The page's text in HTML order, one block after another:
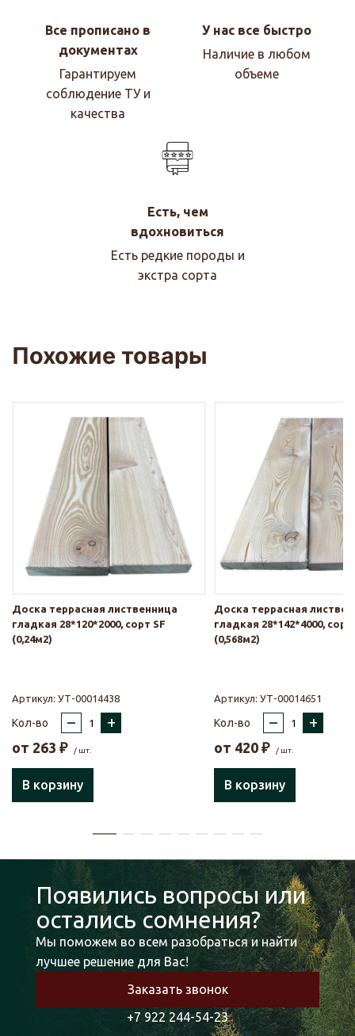
Все прописано в
документах
Гарантируем
соблюдение ТУ и
качества
У нас все быстро
Наличие в любом
объеме
Есть, чем
вдохновиться
Есть редкие породы и
экстра сорта
Похожие товары
Доска террасная лиственница
гладкая 28*120*2000, сорт SF
(0,24м2)
Артикул: УТ-00014438
Кол-во – +
от 263 ₽ / шт.
В корзину
Доска террасная
гладкая 28*142*4000,
(0,568м2)
Артикул: УТ-00014651
Кол-во – +
от 420 ₽ / шт.
В корзину
Появились вопросы или
остались сомнения?
Мы поможем во всем разобраться и найти
лучшее решение для Вас!
Заказать звонок
+7 922 244-54-23